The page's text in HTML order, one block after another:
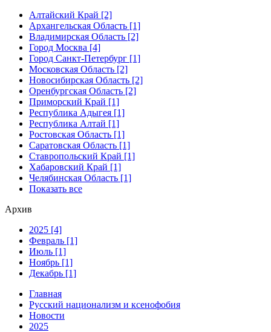
Алтайский Край [2]
Архангельская Область [1]
Владимирская Область [2]
Город Москва [4]
Город Санкт-Петербург [1]
Московская Область [2]
Новосибирская Область [2]
Оренбургская Область [2]
Приморский Край [1]
Республика Адыгея [1]
Республика Алтай [1]
Ростовская Область [1]
Саратовская Область [1]
Ставропольский Край [1]
Хабаровский Край [1]
Челябинская Область [1]
Показать все
Архив
2025 [4]
Февраль [1]
Июль [1]
Ноябрь [1]
Декабрь [1]
Главная
Русский национализм и ксенофобия
Новости
2025